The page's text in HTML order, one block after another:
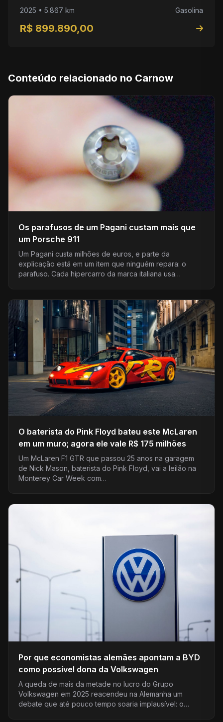
2025 • 5.867 km Gasolina
R$ 899.890,00
Conteúdo relacionado no Carnow
Os parafusos de um Pagani custam mais que
um Porsche 911
Um Pagani custa milhões de euros, e parte da
explicação está em um item que ninguém repara: o
parafuso. Cada hipercarro da marca italiana usa…
O baterista do Pink Floyd bateu este McLaren
em um muro; agora ele vale R$ 175 milhões
Um McLaren F1 GTR que passou 25 anos na garagem
de Nick Mason, baterista do Pink Floyd, vai a leilão na
Monterey Car Week com…
Por que economistas alemães apontam a BYD
como possível dona da Volkswagen
A queda de mais da metade no lucro do Grupo
Volkswagen em 2025 reacendeu na Alemanha um
debate que até pouco tempo soaria implausível: o…